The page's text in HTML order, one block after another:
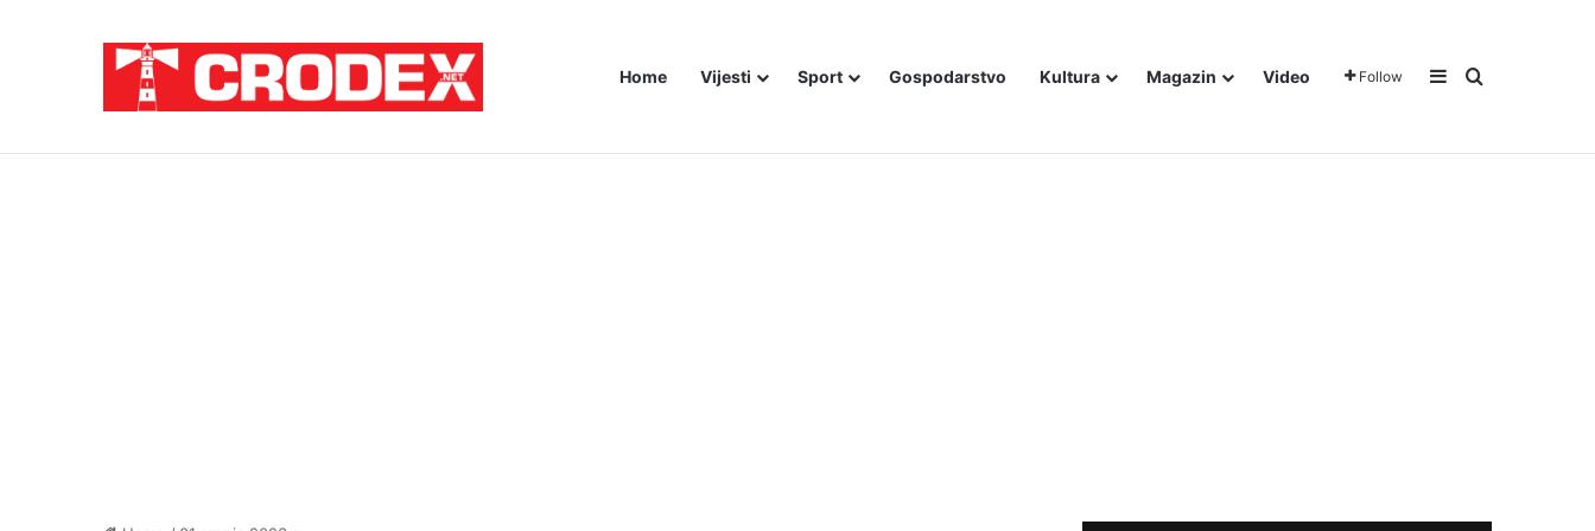
Home Vijesti Sport Gospodarstvo Kultura Magazin Video Follow Sidebar
Traži
Breaking News Pupovac i Šimpraga moraliziraju o Oluji, ali i dalje šute o Stanivukovićevu veličanju tzv. Krajine